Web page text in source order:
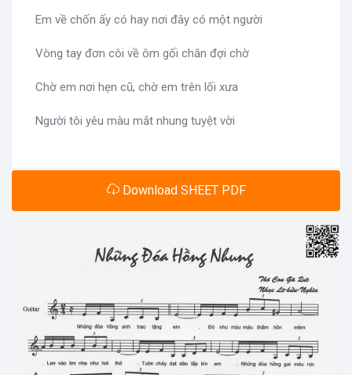
Em về chốn ấy có hay nơi đây có một người
Vòng tay đơn côi về ôm gối chăn đợi chờ
Chờ em nơi hẹn cũ, chờ em trên lối xưa
Người tôi yêu màu mắt nhung tuyệt vời
Download SHEET PDF